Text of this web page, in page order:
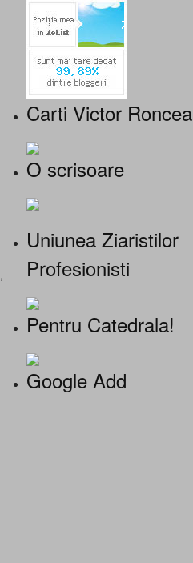
,
Carti Victor Roncea
O scrisoare
Uniunea Ziaristilor
Profesionisti
Pentru Catedrala!
Google Add